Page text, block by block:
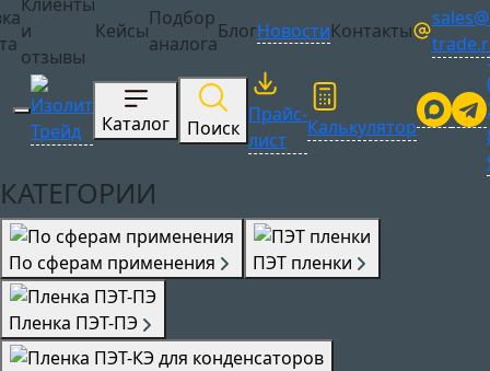
Сотрудничество
и
отзывы
Кейсы
Подбор
аналога
БлогНовостиКонтакты
Каталог Поиск
Прайс-
лист
Калькулятор
КАТЕГОРИИ
По сферам применения ПЭТ пленки
Пленка ПЭТ-ПЭ